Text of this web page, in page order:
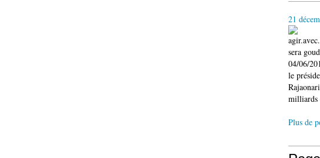
21
sera
04/06/
le
milliards
Plus de